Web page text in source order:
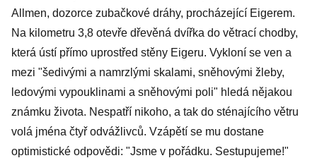
Allmen, dozorce zubačkové dráhy, procházející Eigerem.
Na kilometru 3,8 otevře dřevěná dvířka do větrací chodby,
která ústí přímo uprostřed stěny Eigeru. Vykloní se ven a
mezi "šedivými a namrzlými skalami, sněhovými žleby,
ledovými vypouklinami a sněhovými poli" hledá nějakou
známku života. Nespatří nikoho, a tak do sténajícího větru
volá jména čtyř odvážlivců. Vzápětí se mu dostane
optimistické odpovědi: "Jsme v pořádku. Sestupujeme!"